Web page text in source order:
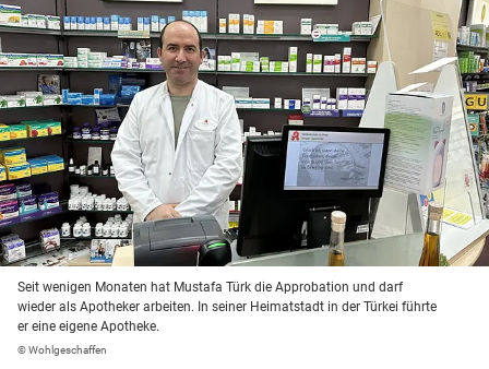
Seit wenigen Monaten hat Mustafa Türk die Approbation und darf
wieder als Apotheker arbeiten. In seiner Heimatstadt in der Türkei führte
er eine eigene Apotheke.
© Wohlgeschaffen